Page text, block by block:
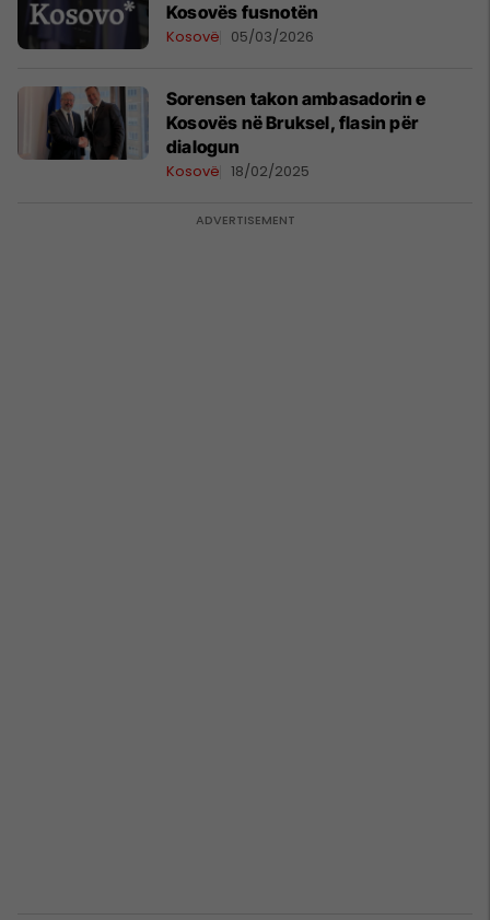
Kosovës fusnotën
Kosovë 05/03/2026
Sorensen takon ambasadorin e
Kosovës në Bruksel, flasin për
dialogun
Kosovë 18/02/2025